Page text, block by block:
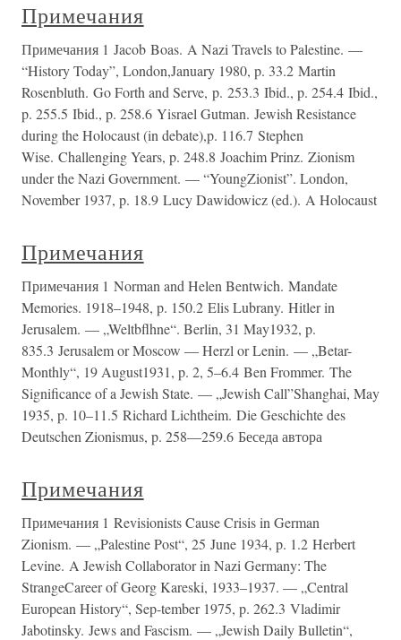
Примечания
Примечания 1 Jacob Boas. A Nazi Travels to Palestine. —
“History Today”, London,January 1980, p. 33.2 Martin
Rosenbluth. Go Forth and Serve, p. 253.3 Ibid., p. 254.4 Ibid.,
p. 255.5 Ibid., p. 258.6 Yisrael Gutman. Jewish Resistance
during the Holocaust (in debate),p. 116.7 Stephen
Wise. Challenging Years, p. 248.8 Joachim Prinz. Zionism
under the Nazi Government. — “YoungZionist”. London,
November 1937, p. 18.9 Lucy Dawidowicz (ed.). A Holocaust
Примечания
Примечания 1 Norman and Helen Bentwich. Mandate
Memories. 1918–1948, p. 150.2 Elis Lubrany. Hitler in
Jerusalem. — „Weltbflhne“. Berlin, 31 May1932, p.
835.3 Jerusalem or Moscow — Herzl or Lenin. — „Betar-
Monthly“, 19 August1931, p. 2, 5–6.4 Ben Frommer. The
Significance of a Jewish State. — „Jewish Call”Shanghai, May
1935, p. 10–11.5 Richard Lichtheim. Die Geschichte des
Deutschen Zionismus, p. 258—259.6 Беседа автора
Примечания
Примечания 1 Revisionists Cause Crisis in German
Zionism. — „Palestine Post“, 25 June 1934, p. 1.2 Herbert
Levine. A Jewish Collaborator in Nazi Germany: The
StrangeCareer of Georg Kareski, 1933–1937. — „Central
European History“, Sep-tember 1975, p. 262.3 Vladimir
Jabotinsky. Jews and Fascism. — „Jewish Daily Bulletin“,